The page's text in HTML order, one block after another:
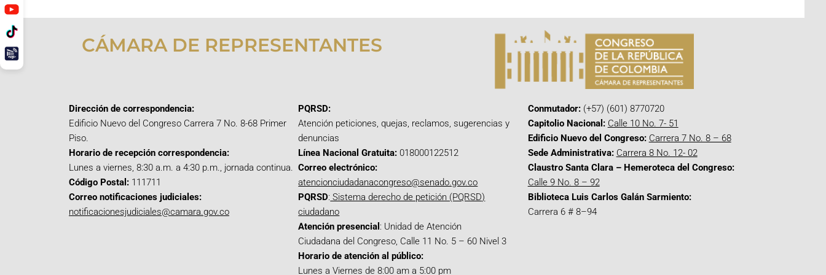
CÁMARA DE REPRESENTANTES
Dirección de correspondencia:
Edificio Nuevo del Congreso Carrera 7 No. 8-68 Primer
Piso.
Horario de recepción correspondencia:
Lunes a viernes, 8:30 a.m. a 4:30 p.m., jornada continua.
Código Postal: 111711
Correo notificaciones judiciales:
notificacionesjudiciales@camara.gov.co
PQRSD:
Atención peticiones, quejas, reclamos, sugerencias y
denuncias
Línea Nacional Gratuita: 018000122512
Correo electrónico:
atencionciudadanacongreso@senado.gov.co
PQRSD: Sistema derecho de petición (PQRSD)
ciudadano
Atención presencial : Unidad de Atención
Ciudadana del Congreso, Calle 11 No. 5 – 60 Nivel 3
Horario de atención al público:
Lunes a Viernes de 8:00 am a 5:00 pm
Conmutador:(+57) (601) 8770720
Capitolio Nacional: Calle 10 No. 7- 51
Edificio Nuevo del Congreso: Carrera 7 No. 8 – 68
Sede Administrativa: Carrera 8 No. 12- 02
Claustro Santa Clara – Hemeroteca del Congreso:
Calle 9 No. 8 – 92
Biblioteca Luis Carlos Galán Sarmiento:
Carrera 6 # 8–94